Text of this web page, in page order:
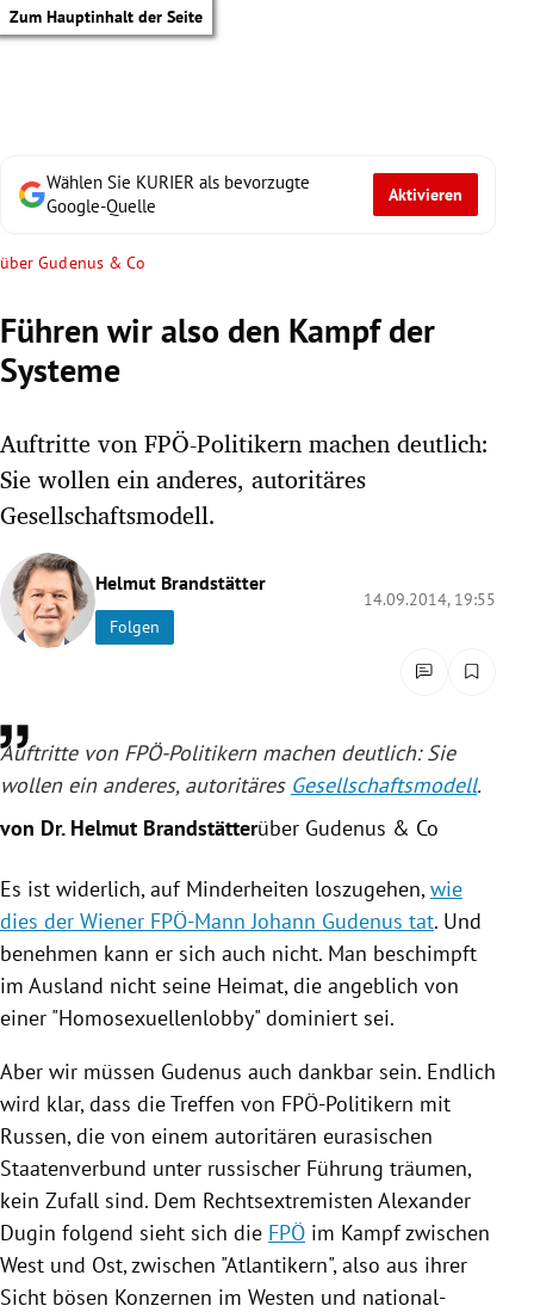
Zum Hauptinhalt der Seite
Untermenü
Untermenü
Untermenü
Untermenü
Untermenü
Untermenü
Untermenü
Untermenü
Wählen Sie KURIER als bevorzugte
Google-Quelle
Aktivieren
über Gudenus & Co
Führen wir also den Kampf der
Systeme
Auftritte von FPÖ-Politikern machen deutlich:
Sie wollen ein anderes, autoritäres
Gesellschaftsmodell.
Helmut Brandstätter
Folgen
14.09.2014, 19:55
Auftritte von FPÖ-Politikern machen deutlich: Sie
wollen ein anderes, autoritäres Gesellschaftsmodell.
von Dr. Helmut Brandstätterüber Gudenus & Co
Es ist widerlich, auf Minderheiten loszugehen, wie
dies der Wiener FPÖ-Mann Johann Gudenus tat. Und
benehmen kann er sich auch nicht. Man beschimpft
im Ausland nicht seine Heimat, die angeblich von
einer "Homosexuellenlobby" dominiert sei.
Aber wir müssen Gudenus auch dankbar sein. Endlich
wird klar, dass die Treffen von FPÖ-Politikern mit
Russen, die von einem autoritären eurasischen
Staatenverbund unter russischer Führung träumen,
kein Zufall sind. Dem Rechtsextremisten Alexander
Dugin folgend sieht sich die FPÖ im Kampf zwischen
West und Ost, zwischen "Atlantikern", also aus ihrer
Sicht bösen Konzernen im Westen und national-